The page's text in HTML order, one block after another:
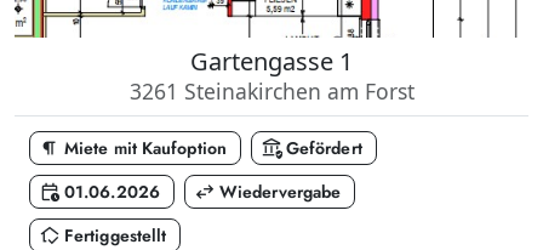
Gartengasse 1
3261 Steinakirchen am Forst
format_paragraph Miete mit Kaufoption assured_workloadGefördert
calendar_clock 01.06.2026 swap_horiz Wiedervergabe
in_home_mode Fertiggestellt